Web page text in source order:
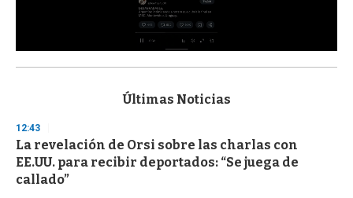
s
d
s
o
f
3
Últimas Noticias
12:43
La revelación de Orsi sobre las charlas con
EE.UU. para recibir deportados: “Se juega de
callado”